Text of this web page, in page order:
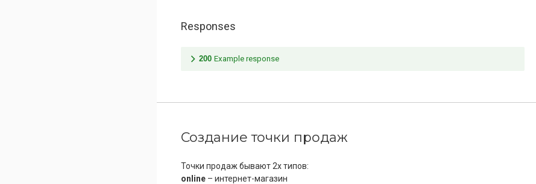
Responses
200 Example response
Создание точки продаж
Точки продаж бывают 2х типов:
online – интернет-магазин